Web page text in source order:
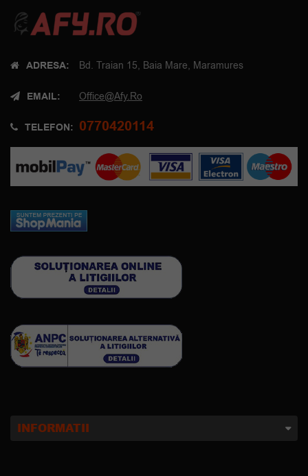
ADRESA: Bd. Traian 15, Baia Mare, Maramures
EMAIL: Office@afy.ro
TELEFON: 0770420114
INFORMATII